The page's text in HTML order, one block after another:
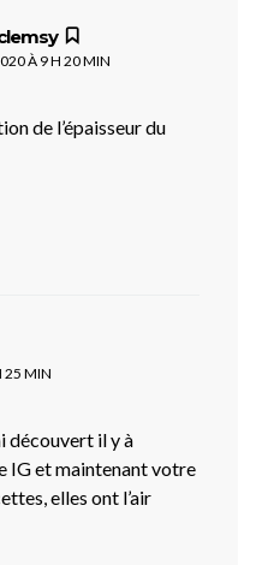
À 9 H 20 MIN
de l’épaisseur du
25 MIN
découvert il y à
IG et maintenant votre
elles ont l’air